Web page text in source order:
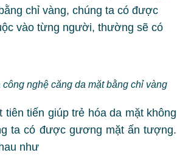
chỉ vàng, chúng ta có được
vào từng người, thường sẽ có
nghệ căng da mặt bằng chỉ vàng
tiên tiến giúp trẻ hóa da mặt không
ta có được gương mặt ấn tượng.
như